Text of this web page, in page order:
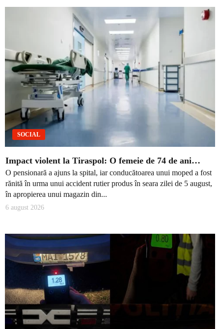
SOCIAL
Impact violent la Tiraspol: O femeie de 74 de ani…
O pensionară a ajuns la spital, iar conducătoarea unui moped a fost
rănită în urma unui accident rutier produs în seara zilei de 5 august,
în apropierea unui magazin din...
6 august 2026